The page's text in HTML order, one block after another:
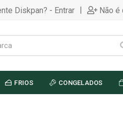
Diskpan? - Entrar | Não é
FRIOS CONGELADOS